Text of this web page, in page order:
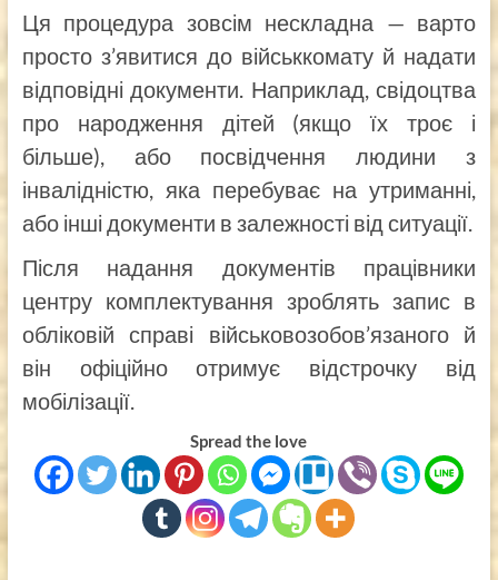
Ця процедура зовсім нескладна — варто
просто з’явитися до військкомату й надати
відповідні документи. Наприклад, свідоцтва
про народження дітей (якщо їх троє і
більше), або посвідчення людини з
інвалідністю, яка перебуває на утриманні,
або інші документи в залежності від ситуації.
Після надання документів працівники
центру комплектування зроблять запис в
обліковій справі військовозобов’язаного й
він офіційно отримує відстрочку від
мобілізації.
Spread the love